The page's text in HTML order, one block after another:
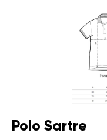
Polo Sartre